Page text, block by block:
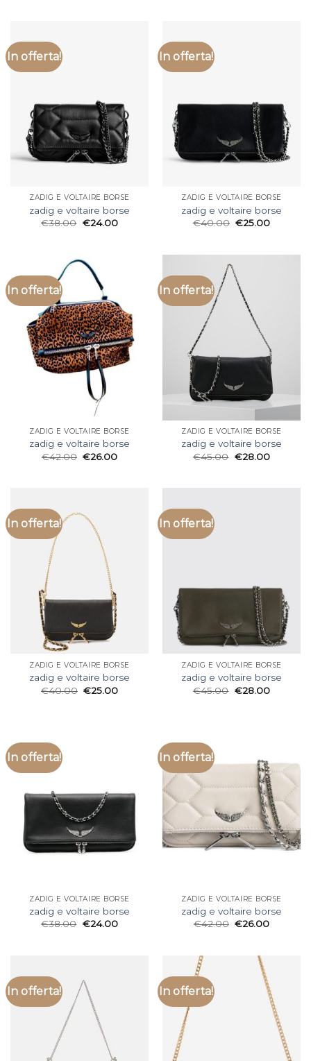
In offerta!
ZADIG E VOLTAIRE BORSE
zadig e voltaire borse
€38.00 €24.00
In offerta!
ZADIG E VOLTAIRE BORSE
zadig e voltaire borse
€40.00 €25.00
In offerta!
ZADIG E VOLTAIRE BORSE
zadig e voltaire borse
€42.00 €26.00
In offerta!
ZADIG E VOLTAIRE BORSE
zadig e voltaire borse
€45.00 €28.00
In offerta!
ZADIG E VOLTAIRE BORSE
zadig e voltaire borse
€40.00 €25.00
In offerta!
ZADIG E VOLTAIRE BORSE
zadig e voltaire borse
€45.00 €28.00
In offerta!
ZADIG E VOLTAIRE BORSE
zadig e voltaire borse
€38.00 €24.00
In offerta!
ZADIG E VOLTAIRE BORSE
zadig e voltaire borse
€42.00 €26.00
In offerta! In offerta!